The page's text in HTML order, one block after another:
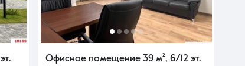
Офисное помещение 39 м², 6/12 эт.